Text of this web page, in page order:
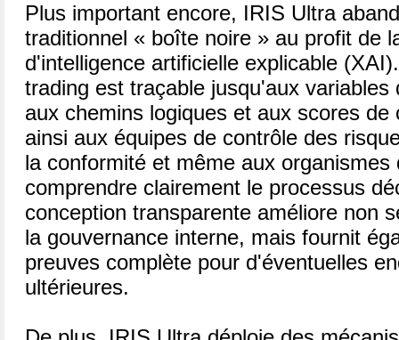
Plus important encore, IRIS Ultra
traditionnel « boîte noire » au profit de
d'intelligence artificielle explicable
trading est traçable jusqu'aux variables
aux chemins logiques et aux scores
ainsi aux équipes de contrôle des
la conformité et même aux organismes
comprendre clairement le processus
conception transparente améliore non
la gouvernance interne, mais fournit
preuves complète pour d'éventuelles
ultérieures.